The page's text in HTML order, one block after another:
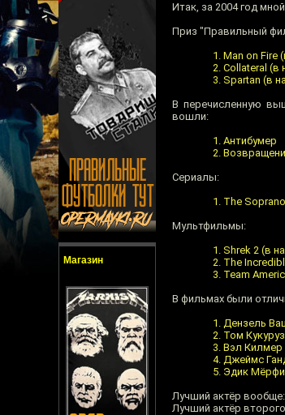
Магазин
Итак, за 2004 год
Приз "Правильный
Man on Fire
Collateral (в
Spartan (в
В перечисленную
вошли:
Антибумер
Сериалы:
The
Мультфильмы:
Shrek 2 (в
The
Team
В фильмах были
Дензель
Том
Вэл Килмер
Джеймс
Эдик
Лучший актёр
Лучший актёр